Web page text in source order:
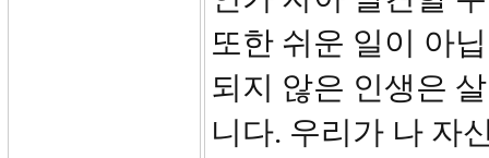
또한 쉬운 일이 아
되지 않은 인생은
니다. 우리가 나 자